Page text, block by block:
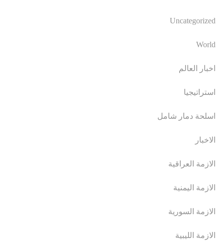
Uncategorized
World
اخبار العالم
استراتيجيا
اسلحة دمار شامل
الاخبار
الازمة العراقية
الازمة اليمنية
الازمة السورية
الازمة الليبية